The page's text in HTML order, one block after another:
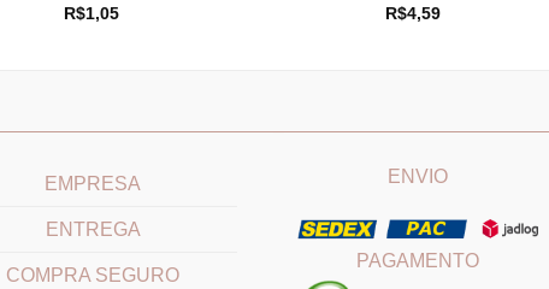
R$1,05
R$4,59
EMPRESA
ENTREGA
COMPRA SEGURO
ENVIO
PAGAMENTO